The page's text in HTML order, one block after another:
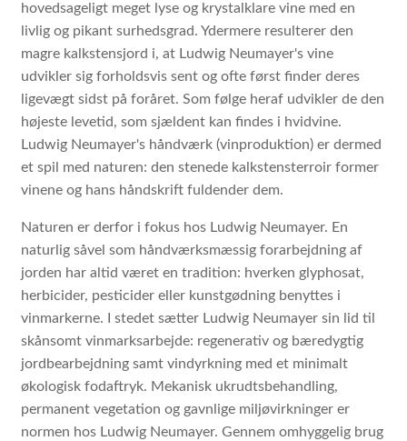
hovedsageligt meget lyse og krystalklare vine med en
livlig og pikant surhedsgrad. Ydermere resulterer den
magre kalkstensjord i, at Ludwig Neumayer's vine
udvikler sig forholdsvis sent og ofte først finder deres
ligevægt sidst på foråret. Som følge heraf udvikler de den
højeste levetid, som sjældent kan findes i hvidvine.
Ludwig Neumayer's håndværk (vinproduktion) er dermed
et spil med naturen: den stenede kalkstensterroir former
vinene og hans håndskrift fuldender dem.
Naturen er derfor i fokus hos Ludwig Neumayer. En
naturlig såvel som håndværksmæssig forarbejdning af
jorden har altid været en tradition: hverken glyphosat,
herbicider, pesticider eller kunstgødning benyttes i
vinmarkerne. I stedet sætter Ludwig Neumayer sin lid til
skånsomt vinmarksarbejde: regenerativ og bæredygtig
jordbearbejdning samt vindyrkning med et minimalt
økologisk fodaftryk. Mekanisk ukrudtsbehandling,
permanent vegetation og gavnlige miljøvirkninger er
normen hos Ludwig Neumayer. Gennem omhyggelig brug